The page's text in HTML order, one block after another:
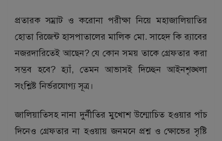
প্রতারক সম্রাট ও করোনা পরীক্ষা নিয়ে মহাজালিয়াতির
হোতা রিজেন্ট হাসপাতালের মালিক মো. সাহেদ কি র‌্যাবের
নজরদারিতেই আছেন? যে কোন সময় তাকে গ্রেফতার করা
সম্ভব হবে? হ্যাঁ, তেমন আভাসই দিচ্ছেন আইনশৃঙ্খলা
সংশ্লিষ্ট নির্ভরযোগ্য সূত্র।
জালিয়াতিসহ নানা দুর্নীতির মুখোশ উন্মোচিত হওয়ার পাঁচ
দিনেও গ্রেফতার না হওয়ায় জনমনে প্রশ্ন ও ক্ষোভের সৃষ্টি